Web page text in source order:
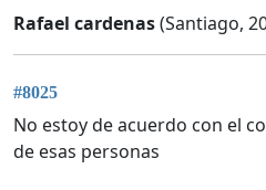
Rafael cardenas(Santiago,
#8025
No estoy de acuerdo con el
de esas personas